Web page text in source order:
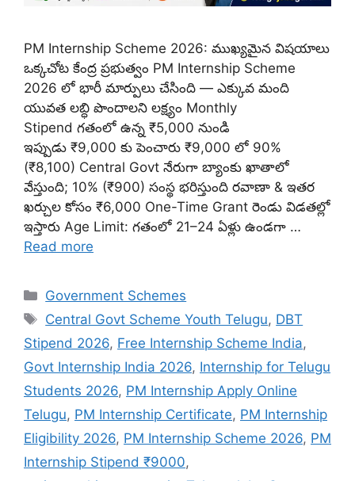
PM Internship Scheme 2026: ముఖ్యమైన విషయాలు
ఒక్కచోట కేంద్ర ప్రభుత్వం PM Internship Scheme
2026 లో భారీ మార్పులు చేసింది — ఎక్కువ మంది
యువత లబ్ధి పొందాలని లక్ష్యం Monthly
Stipend గతంలో ఉన్న ₹5,000 నుండి
ఇప్పుడు ₹9,000 కు పెంచారు ₹9,000 లో 90%
(₹8,100) Central Govt నేరుగా బ్యాంకు ఖాతాలో
వేస్తుంది; 10% (₹900) సంస్థ భరిస్తుంది రవాణా & ఇతర
ఖర్చుల కోసం ₹6,000 One-Time Grant రెండు విడతల్లో
ఇస్తారు Age Limit: గతంలో 21–24 ఏళ్లు ఉండగా …
Read more
Categories
Government Schemes
Tags
Central Govt Scheme Youth Telugu, DBT
Stipend 2026, Free Internship Scheme India,
Govt Internship India 2026, Internship for Telugu
Students 2026, PM Internship Apply Online
Telugu, PM Internship Certificate, PM Internship
Eligibility 2026, PM Internship Scheme 2026, PM
Internship Stipend ₹9000,